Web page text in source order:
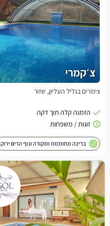
צ׳קמרי
צימרים בגליל העליון, שזור
בריכה מחוממת ומקורה ונוף הרים ירוק